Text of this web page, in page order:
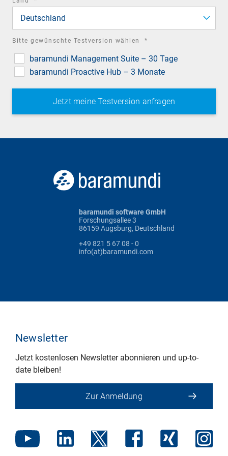
Deutschland
Bitte gewünschte Testversion wählen *
baramundi Management Suite – 30 Tage
baramundi Proactive Hub – 3 Monate
baramundi software GmbH
Forschungsallee 3
86159 Augsburg, Deutschland
+49 821 5 67 08 - 0
info(at)baramundi.com
Newsletter
Jetzt kostenlosen Newsletter abonnieren und up-to-
date bleiben!
Zur Anmeldung